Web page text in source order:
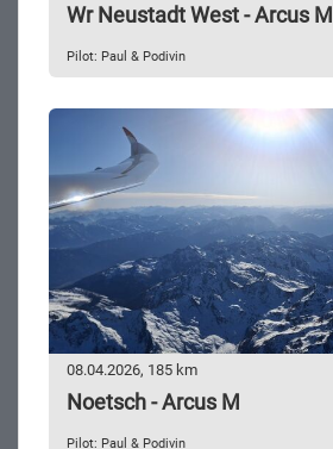
Wr Neustadt West - Arcus M
Pilot: Paul & Podivin
08.04.2026, 185 km
Noetsch - Arcus M
Pilot: Paul & Podivin